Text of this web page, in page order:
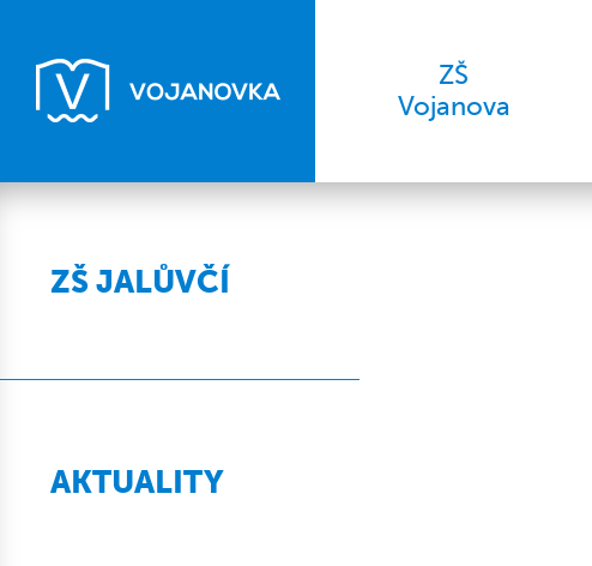
ZŠ
Vojanova
ZŠ JALŮVČÍ
AKTUALITY